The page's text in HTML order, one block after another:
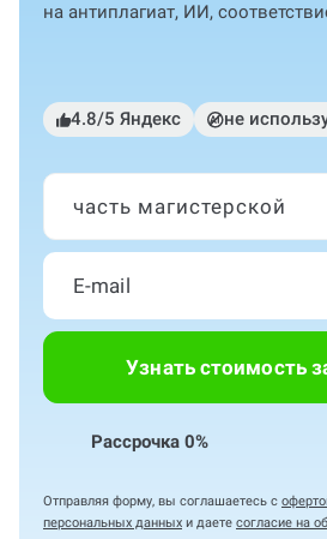
на антиплагиат, ИИ,
4.8/5 Яндекс не
часть магистерской
Узнать стоимость
Рассрочка 0%
Отправляя форму, вы соглашаетесь с
персональных данных и даете согласие на